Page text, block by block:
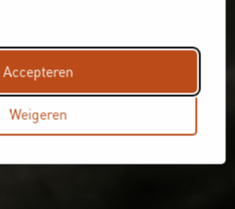
Weigeren
Accepteren